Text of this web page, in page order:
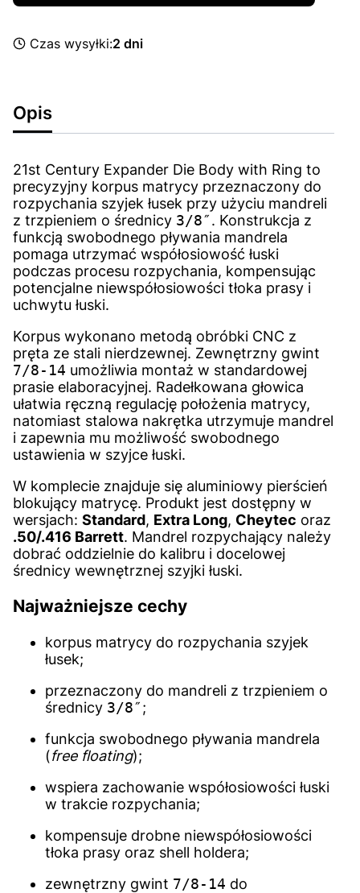
Czas wysyłki:2 dni
Opis
21st Century Expander Die Body with Ring to
precyzyjny korpus matrycy przeznaczony do
rozpychania szyjek łusek przy użyciu mandreli
z trzpieniem o średnicy 3/8″. Konstrukcja z
funkcją swobodnego pływania mandrela
pomaga utrzymać współosiowość łuski
podczas procesu rozpychania, kompensując
potencjalne niewspółosiowości tłoka prasy i
uchwytu łuski.
Korpus wykonano metodą obróbki CNC z
pręta ze stali nierdzewnej. Zewnętrzny gwint
7/8-14 umożliwia montaż w standardowej
prasie elaboracyjnej. Radełkowana głowica
ułatwia ręczną regulację położenia matrycy,
natomiast stalowa nakrętka utrzymuje mandrel
i zapewnia mu możliwość swobodnego
ustawienia w szyjce łuski.
W komplecie znajduje się aluminiowy pierścień
blokujący matrycę. Produkt jest dostępny w
wersjach: Standard, Extra Long, Cheytec oraz
.50/.416 Barrett. Mandrel rozpychający należy
dobrać oddzielnie do kalibru i docelowej
średnicy wewnętrznej szyjki łuski.
Najważniejsze cechy
korpus matrycy do rozpychania szyjek
łusek;
przeznaczony do mandreli z trzpieniem o
średnicy 3/8″;
funkcja swobodnego pływania mandrela
(free floating);
wspiera zachowanie współosiowości łuski
w trakcie rozpychania;
kompensuje drobne niewspółosiowości
tłoka prasy oraz shell holdera;
zewnętrzny gwint 7/8-14 do